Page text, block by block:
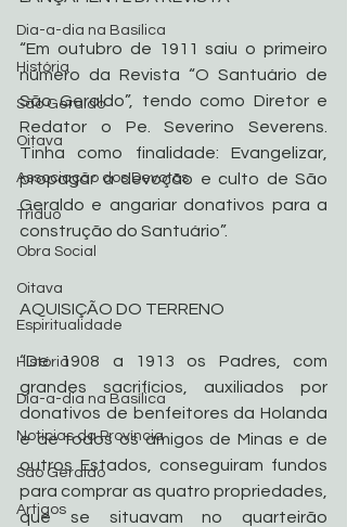
Dia-a-dia na Basílica
História
São Geraldo
Oitava
Associação dos Devotos
Tríduo
Obra Social
Oitava
Espiritualidade
História
Dia-a-dia na Basílica
Noticias da Província
São Geraldo
Artigos
“Em outubro de 1911 saiu o primeiro
número da Revista “O Santuário de
São Geraldo”, tendo como Diretor e
Redator o Pe. Severino Severens.
Tinha como finalidade: Evangelizar,
propagar a devoção e culto de São
Geraldo e angariar donativos para a
construção do Santuário”.
AQUISIÇÃO DO TERRENO
“De 1908 a 1913 os Padres, com
grandes sacrifícios, auxiliados por
donativos de benfeitores da Holanda
e de todos os amigos de Minas e de
outros Estados, conseguiram fundos
para comprar as quatro propriedades,
que se situavam no quarteirão